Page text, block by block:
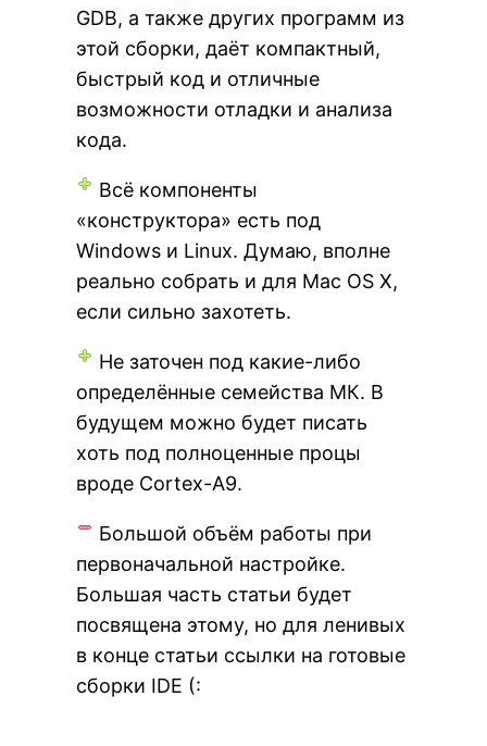
GDB, а также других программ из
этой сборки, даёт компактный,
быстрый код и отличные
возможности отладки и анализа
кода.
Всё компоненты
«конструктора» есть под
Windows и Linux. Думаю, вполне
реально собрать и для Mac OS X,
если сильно захотеть.
Не заточен под какие-либо
определённые семейства МК. В
будущем можно будет писать
хоть под полноценные процы
вроде Cortex-A9.
Большой объём работы при
первоначальной настройке.
Большая часть статьи будет
посвящена этому, но для ленивых
в конце статьи ссылки на готовые
сборки IDE (: